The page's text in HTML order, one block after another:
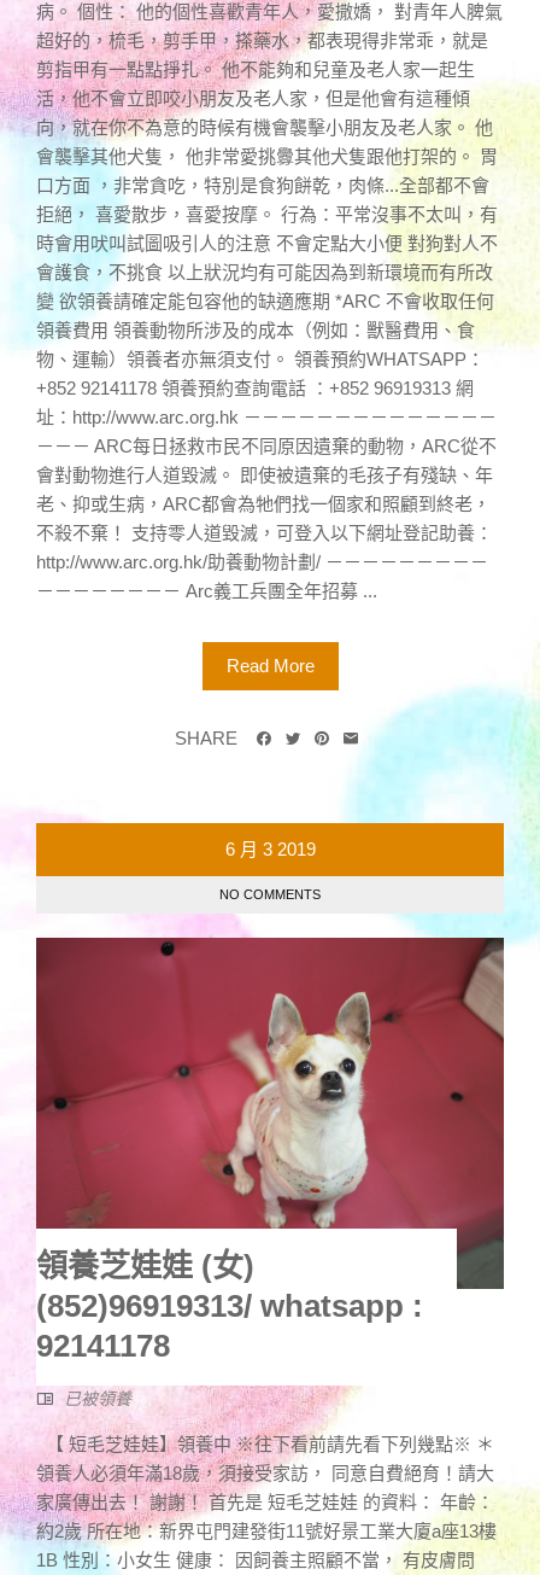
病。 個性： 他的個性喜歡青年人，愛撒嬌， 對青年人脾氣
超好的，梳毛，剪手甲，搽藥水，都表現得非常乖，就是
剪指甲有一點點掙扎。 他不能夠和兒童及老人家一起生
活，他不會立即咬小朋友及老人家，但是他會有這種傾
向，就在你不為意的時候有機會襲擊小朋友及老人家。 他
會襲擊其他犬隻， 他非常愛挑釁其他犬隻跟他打架的。 胃
口方面 ，非常貪吃，特別是食狗餅乾，肉條...全部都不會
拒絕， 喜愛散步，喜愛按摩。 行為：平常沒事不太叫，有
時會用吠叫試圖吸引人的注意 不會定點大小便 對狗對人不
會護食，不挑食 以上狀況均有可能因為到新環境而有所改
變 欲領養請確定能包容他的缺適應期 *ARC 不會收取任何
領養費用 領養動物所涉及的成本（例如：獸醫費用、食
物、運輸）領養者亦無須支付。 領養預約WHATSAPP：
+852 92141178 領養預約查詢電話 ：+852 96919313 網
址：http://www.arc.org.hk －－－－－－－－－－－－－－
－－－ ARC每日拯救市民不同原因遺棄的動物，ARC從不
會對動物進行人道毀滅。 即使被遺棄的毛孩子有殘缺、年
老、抑或生病，ARC都會為牠們找一個家和照顧到終老，
不殺不棄！ 支持零人道毀滅，可登入以下網址登記助養：
http://www.arc.org.hk/助養動物計劃/ －－－－－－－－－
－－－－－－－－ Arc義工兵團全年招募 ...
Read More
SHARE
6 月 3 2019
NO COMMENTS
領養芝娃娃 (女)
(852)96919313/ whatsapp :
92141178
已被領養
【 短毛芝娃娃】領養中 ※往下看前請先看下列幾點※ ＊
領養人必須年滿18歲，須接受家訪， 同意自費絕育！請大
家廣傳出去！ 謝謝！ 首先是 短毛芝娃娃 的資料： 年齡：
約2歲 所在地：新界屯門建發街11號好景工業大廈a座13樓
1B 性別：小女生 健康： 因飼養主照顧不當， 有皮膚問